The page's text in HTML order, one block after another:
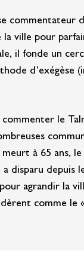
commentateur
ville pour
il fonde un
le
à 65 ans,
disparu depuis
agrandir la
comme le